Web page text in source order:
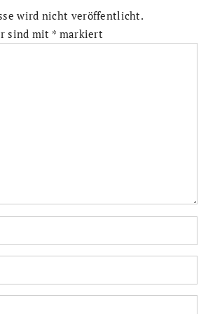
wird nicht veröffentlicht.
sind mit * markiert